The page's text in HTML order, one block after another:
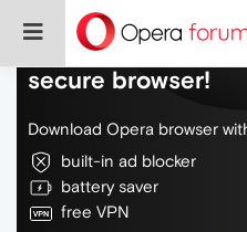
Do more on the
secure browser!
Download Opera browser
built-in ad blocker
battery saver
free VPN